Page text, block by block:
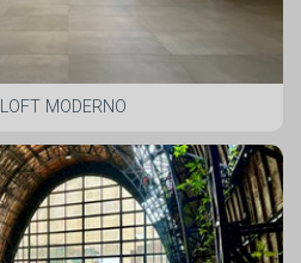
LOFT MODERNO